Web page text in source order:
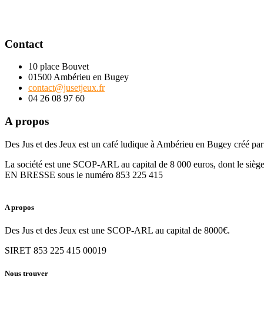
Contact
10 place Bouvet
01500 Ambérieu en Bugey
contact@jusetjeux.fr
04 26 08 97 60
A propos
Des Jus et des Jeux est un café ludique à Ambérieu en Bugey créé
La société est une SCOP-ARL au capital de 8 000 euros, dont le
EN BRESSE sous le numéro 853 225 415
A propos
Des Jus et des Jeux est une SCOP-ARL au capital de 8000€.
SIRET 853 225 415 00019
Nous trouver